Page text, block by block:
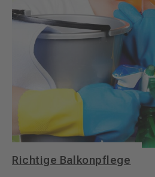
Richtige Balkonpflege